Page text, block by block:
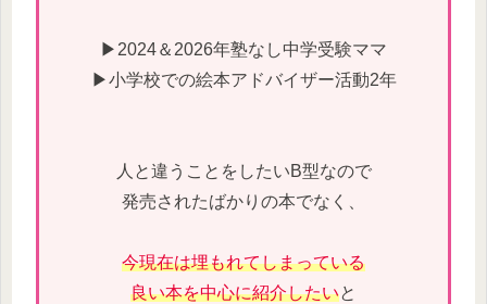
▶2024＆2026年塾なし中学受験ママ
▶小学校での絵本アドバイザー活動2年
人と違うことをしたいB型なので
発売されたばかりの本でなく、
今現在は埋もれてしまっている
良い本を中心に紹介したいと